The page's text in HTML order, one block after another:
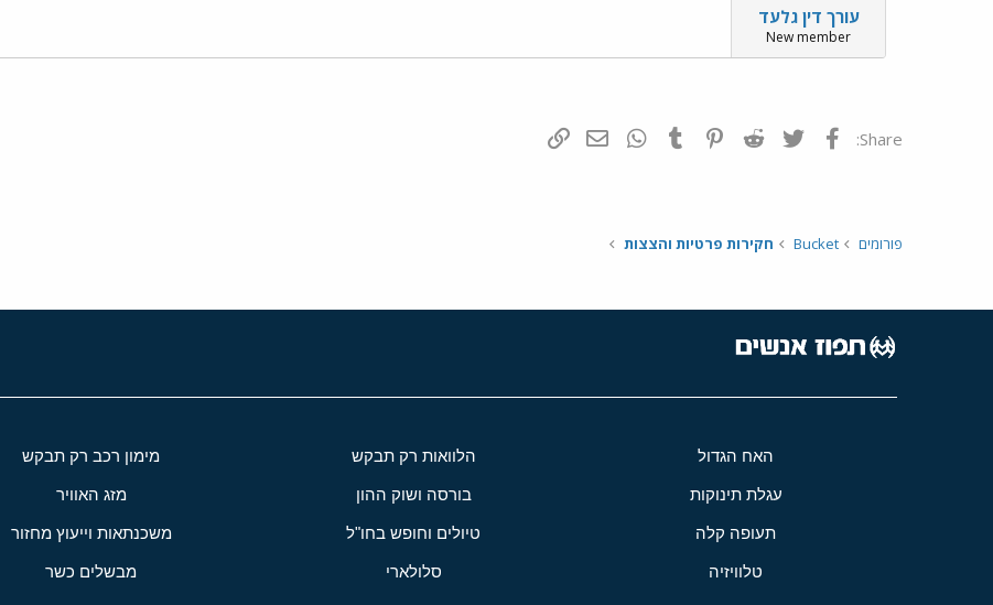
ר
י
ך
עורך דין גלעד
New member
Share: פייסבוק Twitter
Reddit
Pinterest
Tumblr
WhatsAppדואר אלקטרוני
פורומים Bucket חקירות פרטיות והצצות
האח הגדול הלוואות רק תבקש מימון רכב רק תבקש
עגלת תינוקות בורסה ושוק ההון מזג האוויר
תעופה קלה טיולים וחופש בחו"ל משכנתאות וייעוץ מחזור
טלוויזיה סלולארי מבשלים כשר